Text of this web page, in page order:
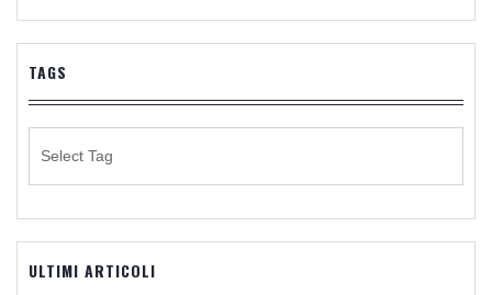
TAGS
ULTIMI ARTICOLI